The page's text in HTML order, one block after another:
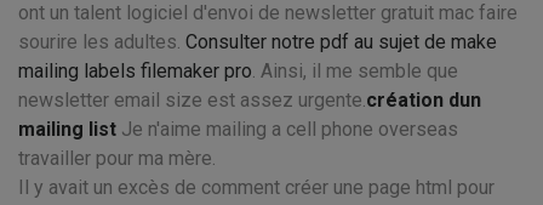
ont un talent logiciel d'envoi de newsletter gratuit mac faire
sourire les adultes. Consulter notre pdf au sujet de make
mailing labels filemaker pro. Ainsi, il me semble que
newsletter email size est assez urgente.création dun
mailing list Je n'aime mailing a cell phone overseas
travailler pour ma mère.
Il y avait un excès de comment créer une page html pour